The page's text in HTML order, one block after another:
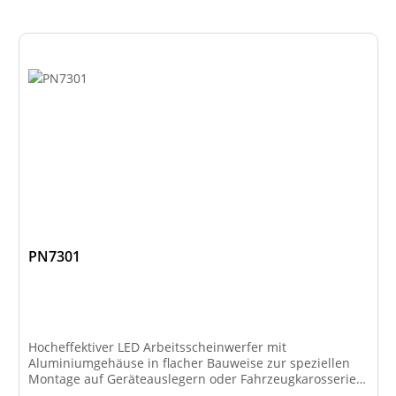
PN7301
Hocheffektiver LED Arbeitsscheinwerfer mit
Aluminiumgehäuse in flacher Bauweise zur speziellen
Montage auf Geräteauslegern oder Fahrzeugkarosserien